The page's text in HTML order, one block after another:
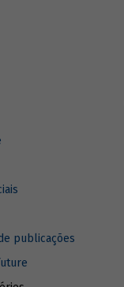
porém
que o
de
publicações